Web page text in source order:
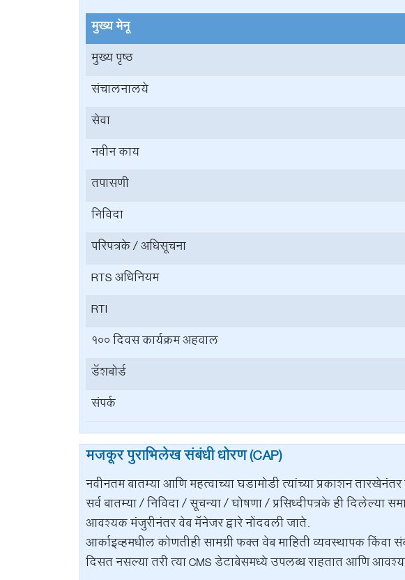
मुख्य मेनू
मुख्य पृष्ठ
संचालनालये
सेवा
नवीन काय
तपासणी
निविदा
परिपत्रके / अधिसूचना
RTS अधिनियम
RTI
100 दिवस कार्यक्रम अहवाल
डॅशबोर्ड
संपर्क
मजकूर पुराभिलेख संबंधी धोरण (CAP)
नवीनतम बातम्या आणि महत्वाच्या घडामोडी त्यांच्या प्रकाशन
सर्व बातम्या / निविदा / सूचन्या / घोषणा / प्रसिध्दीपत्रके ही दिलेल्या
आवश्यक मंजुरीनंतर वेब मॅनेजर द्वारे नोंदवली जाते.
आर्काइव्हमधील कोणतीही सामग्री फक्त वेब माहिती व्यवस्थापक
दिसत नसल्या तरी त्या CMS डेटाबेसमध्ये उपलब्ध राहतात आणि